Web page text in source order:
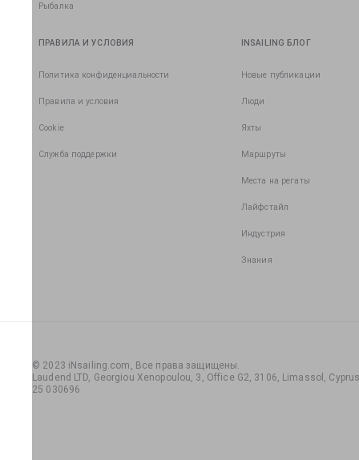
Рыбалка
ПРАВИЛА И УСЛОВИЯ
Политика конфиденциальности
Правила и условия
Cookie
Служба поддержки
INSAILING БЛОГ
Новые публикации
Люди
Яхты
Маршруты
Места на регаты
Лайфстайл
Индустрия
Знания
© 2023 iNsailing.com, Все права защищены.
Laudend LTD, Georgiou Xenopoulou, 3, Office G2, 3106, Limassol,
25 030696